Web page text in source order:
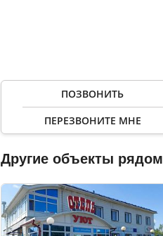
ПОЗВОНИТЬ
ПЕРЕЗВОНИТЕ МНЕ
Другие объекты рядом